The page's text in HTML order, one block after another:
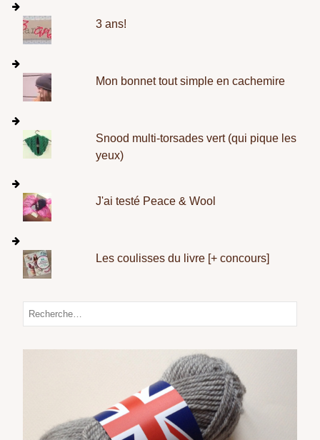
3 ans!
Mon bonnet tout simple en cachemire
Snood multi-torsades vert (qui pique les
yeux)
J'ai testé Peace & Wool
Les coulisses du livre [+ concours]